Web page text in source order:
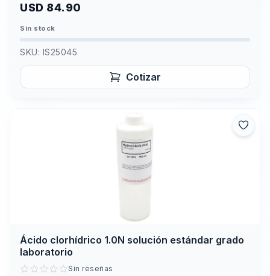
USD 84.90
Sin stock
SKU: IS25045
Cotizar
Ácido clorhídrico 1.0N solución estándar grado
laboratorio
Sin reseñas